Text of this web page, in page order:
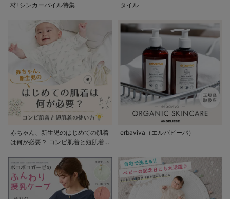
材! シンカーパイル特集
タイル
赤ちゃん、新生児のはじめての肌着
は何が必要？ コンビ肌着と短肌着
erbaviva（エルバビーバ）